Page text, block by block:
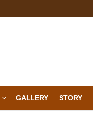
GALLERY STORY